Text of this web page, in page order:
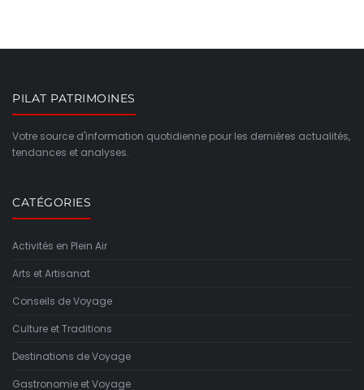
PILAT PATRIMOINES
Votre source d'information quotidienne pour les dernières actualités,
tendances et analyses.
CATÉGORIES
Activités en Plein Air
Arts et Artisanat
Conseils de Voyage
Culture et Traditions
Destinations de Voyage
Gastronomie et Voyage